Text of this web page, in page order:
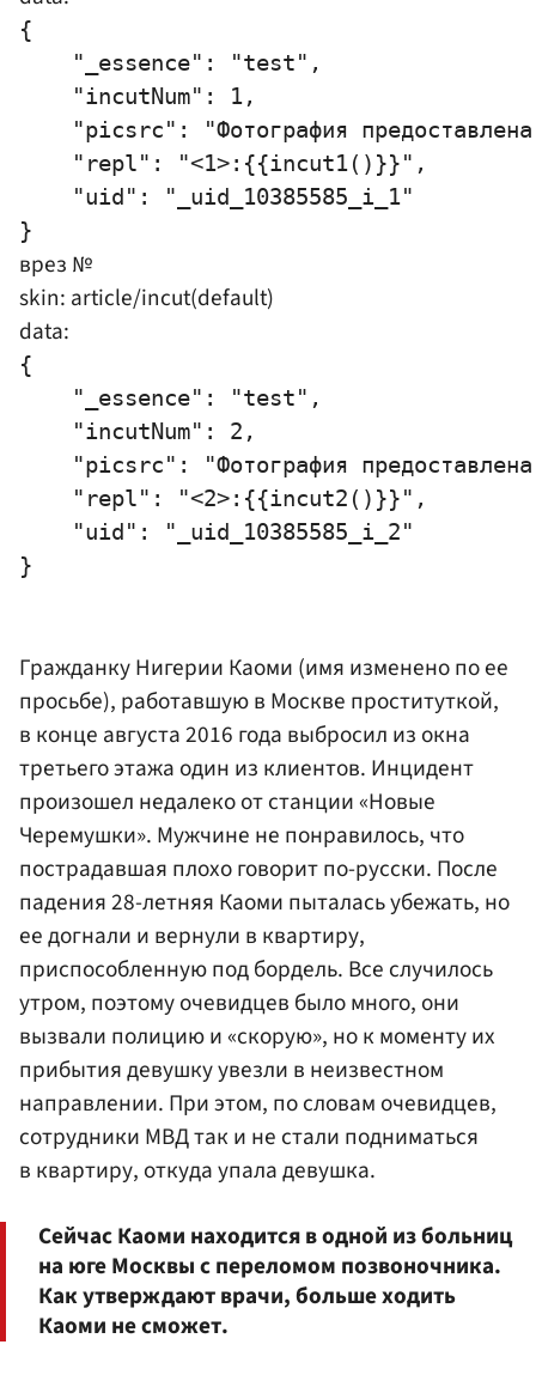
{
    "_essence": "test",
    "incutNum": 1,
"picsrc": "Фотография
    "repl": "<1>:{{incut1()}}",
    "uid": "_uid_10385585_i_1"
врез №
skin: article/incut(default)
data:
{
    "_essence": "test",
    "incutNum": 2,
"picsrc": "Фотография
    "repl": "<2>:{{incut2()}}",
    "uid": "_uid_10385585_i_2"
Гражданку Нигерии Каоми (имя изменено по ее
просьбе), работавшую в Москве проституткой,
в конце августа 2016 года выбросил из окна
третьего этажа один из клиентов. Инцидент
произошел недалеко от станции «Новые
Черемушки». Мужчине не понравилось, что
пострадавшая плохо говорит по-русски. После
падения 28-летняя Каоми пыталась убежать, но
ее догнали и вернули в квартиру,
приспособленную под бордель. Все случилось
утром, поэтому очевидцев было много, они
вызвали полицию и «скорую», но к моменту их
прибытия девушку увезли в неизвестном
направлении. При этом, по словам очевидцев,
сотрудники МВД так и не стали подниматься
в квартиру, откуда упала девушка.
Сейчас Каоми находится в одной из больниц
на юге Москвы с переломом позвоночника.
Как утверждают врачи, больше ходить
Каоми не сможет.